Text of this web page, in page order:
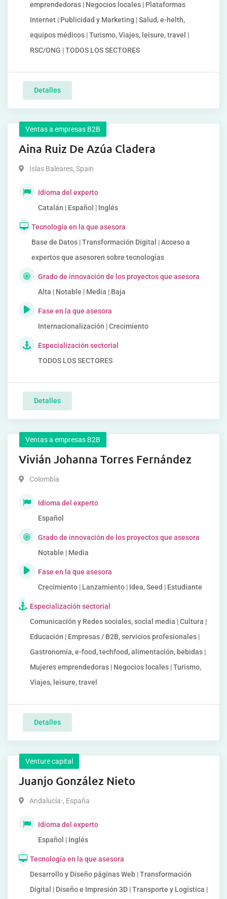
emprendedoras | Negocios locales | Plataformas
Internet | Publicidad y Marketing | Salud, e-helth,
equipos médicos | Turismo, Viajes, leisure, travel |
RSC/ONG | TODOS LOS SECTORES
Detalles
Ventas a empresas B2B
Aina Ruiz De Azúa Cladera
Islas Baleares, Spain
Idioma del experto
Catalán | Español | Inglés
Tecnología en la que asesora
Base de Datos | Transformación Digital | Acceso a
expertos que asesoren sobre tecnologías
Grado de innovación de los proyectos que asesora
Alta | Notable | Media | Baja
Fase en la que asesora
Internacionalización | Crecimiento
Especialización sectorial
TODOS LOS SECTORES
Detalles
Ventas a empresas B2B
Vivián Johanna Torres Fernández
Colombia
Idioma del experto
Español
Grado de innovación de los proyectos que asesora
Notable | Media
Fase en la que asesora
Crecimiento | Lanzamiento | Idea, Seed | Estudiante
Especialización sectorial
Comunicación y Redes sociales, social media | Cultura |
Educación | Empresas / B2B, servicios profesionales |
Gastronomía, e-food, techfood, alimentación, bebidas |
Mujeres emprendedoras | Negocios locales | Turismo,
Viajes, leisure, travel
Detalles
Venture capital
Juanjo González Nieto
Andalucía-, España
Idioma del experto
Español | Inglés
Tecnología en la que asesora
Desarrollo y Diseño páginas Web | Transformación
Digital | Diseño e Impresión 3D | Transporte y Logística |